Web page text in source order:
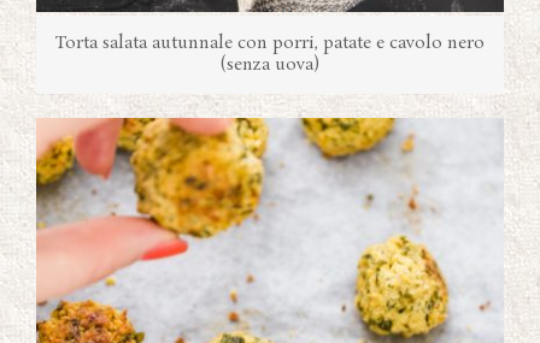
Torta salata autunnale con porri, patate e cavolo nero
(senza uova)